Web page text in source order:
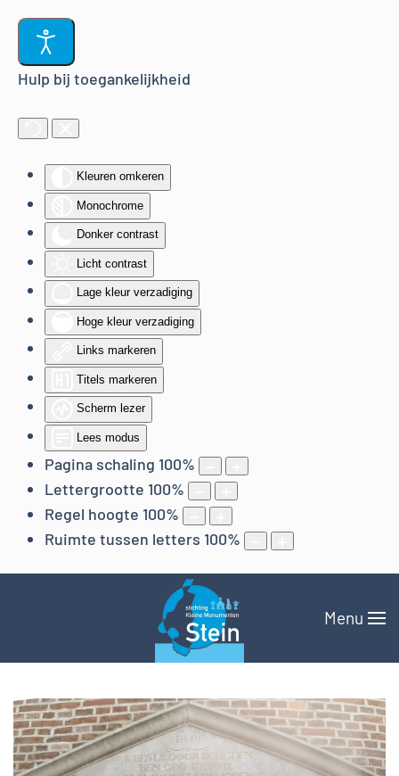
Hulp bij toegankelijkheid
Kleuren omkeren
Monochrome
Donker contrast
Licht contrast
Lage kleur verzadiging
Hoge kleur verzadiging
Links markeren
Titels markeren
Scherm lezer
Lees modus
Pagina schaling 100%
Lettergrootte 100%
Regel hoogte 100%
Ruimte tussen letters 100%
Terug naar hoofdinhoud
Menu